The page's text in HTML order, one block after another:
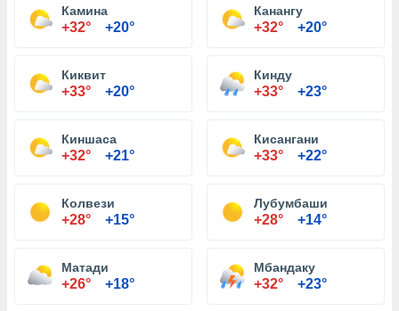
Камина
+32° +20°
Канангу
+32° +20°
Киквит
+33° +20°
Кинду
+33° +23°
Киншаса
+32° +21°
Кисангани
+33° +22°
Колвези
+28° +15°
Лубумбаши
+28° +14°
Матади
+26° +18°
Мбандаку
+32° +23°